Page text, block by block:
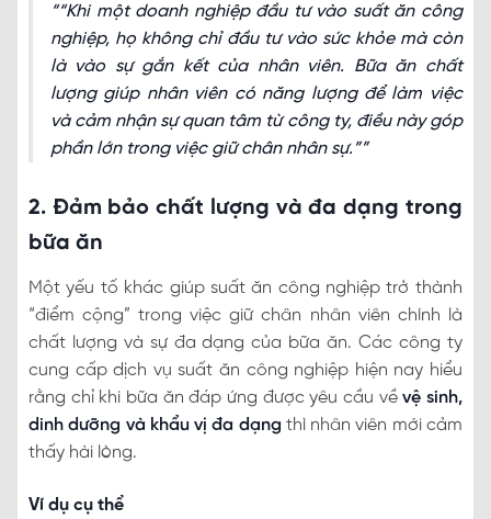
“Khi một doanh nghiệp đầu tư vào suất ăn công
nghiệp, họ không chỉ đầu tư vào sức khỏe mà còn
là vào sự gắn kết của nhân viên. Bữa ăn chất
lượng giúp nhân viên có năng lượng để làm việc
và cảm nhận sự quan tâm từ công ty, điều này góp
phần lớn trong việc giữ chân nhân sự.”
2. Đảm bảo chất lượng và đa dạng trong
bữa ăn
Một yếu tố khác giúp suất ăn công nghiệp trở thành
“điểm cộng” trong việc giữ chân nhân viên chính là
chất lượng và sự đa dạng của bữa ăn. Các công ty
cung cấp dịch vụ suất ăn công nghiệp hiện nay hiểu
rằng chỉ khi bữa ăn đáp ứng được yêu cầu vềvệ sinh,
dinh dưỡng và khẩu vị đa dạng thì nhân viên mới cảm
thấy hài lòng.
Ví dụ cụ thể